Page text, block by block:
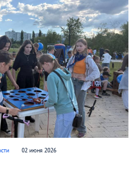
02 июня 2026